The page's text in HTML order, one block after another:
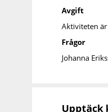
Avgift
Aktiviteten
Frågor
Johanna
Upptäck